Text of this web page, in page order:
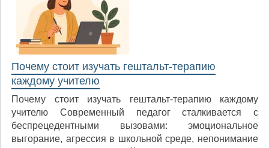
Почему стоит изучать гештальт-терапию
каждому учителю
Почему стоит изучать гештальт-терапию каждому
учителю Современный педагог сталкивается с
беспрецедентными вызовами: эмоциональное
выгорание, агрессия в школьной среде, непонимание